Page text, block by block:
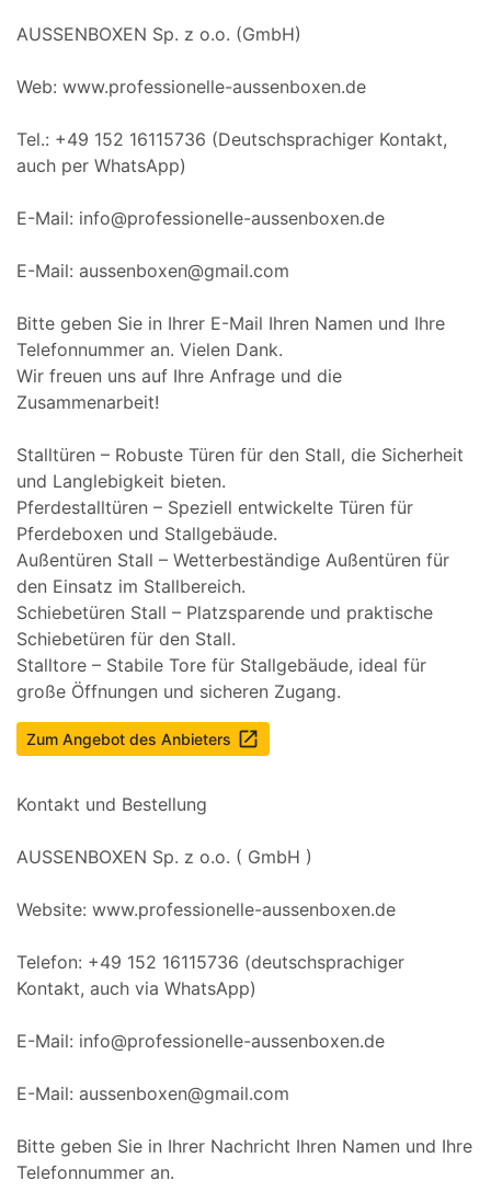
AUSSENBOXEN Sp. z o.o. (GmbH)
Web: www.professionelle-aussenboxen.de
Tel.: +49 152 16115736 (Deutschsprachiger Kontakt,
auch per WhatsApp)
E-Mail: info@professionelle-aussenboxen.de
E-Mail: aussenboxen@gmail.com
Bitte geben Sie in Ihrer E-Mail Ihren Namen und Ihre
Telefonnummer an. Vielen Dank.
Wir freuen uns auf Ihre Anfrage und die
Zusammenarbeit!
Stalltüren – Robuste Türen für den Stall, die Sicherheit
und Langlebigkeit bieten.
Pferdestalltüren – Speziell entwickelte Türen für
Pferdeboxen und Stallgebäude.
Außentüren Stall – Wetterbeständige Außentüren für
den Einsatz im Stallbereich.
Schiebetüren Stall – Platzsparende und praktische
Schiebetüren für den Stall.
Stalltore – Stabile Tore für Stallgebäude, ideal für
große Öffnungen und sicheren Zugang.
Zum Angebot des Anbieters launch
Kontakt und Bestellung
AUSSENBOXEN Sp. z o.o. ( GmbH )
Website: www.professionelle-aussenboxen.de
Telefon: +49 152 16115736 (deutschsprachiger
Kontakt, auch via WhatsApp)
E-Mail: info@professionelle-aussenboxen.de
E-Mail: aussenboxen@gmail.com
Bitte geben Sie in Ihrer Nachricht Ihren Namen und Ihre
Telefonnummer an.